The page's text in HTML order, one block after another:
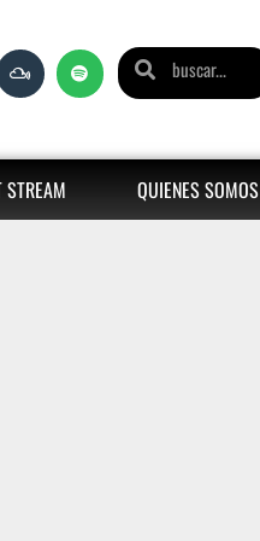
STREAM QUIENES SOMOS